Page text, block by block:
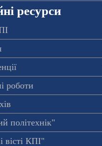
ресурси
роботи
політехнік"
вісті КПІ"